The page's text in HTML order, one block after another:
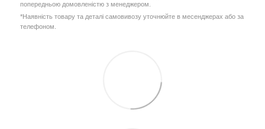
попередньою домовленістю з менеджером.
*Наявність товару та деталі самовивозу уточнюйте в месенджерах або за
телефоном.